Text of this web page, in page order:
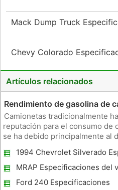
Mack Dump Truck
Chevy Colorado
Artículos relacionados
Rendimiento de gasolina de
Camionetas tradicionalmente
reputación para el consumo de
se ha debido principalmente al
coche compacto Porsche o un
gobierno ha es
1994 Chevrolet Silverado
MRAP Especificaciones del
Ford 240 Especificaciones